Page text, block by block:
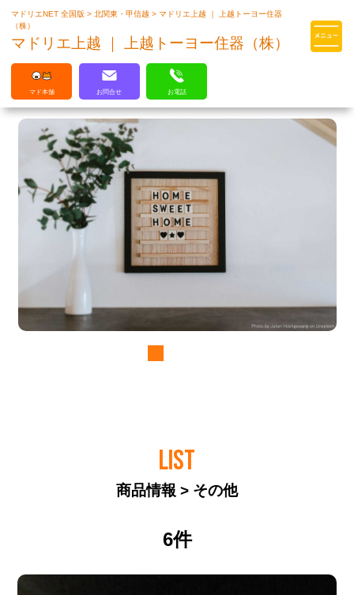
マドリエはLIXILの厳しい基準を
マドリエNET 全国版>北関東・甲信越>マドリエ上越 ｜ 上越トーヨー住器
（株）
マドリエ上越 ｜ 上越トーヨー住器（株）
マド本舗 お問合せ お電話
LIST
商品情報 > その他
6件